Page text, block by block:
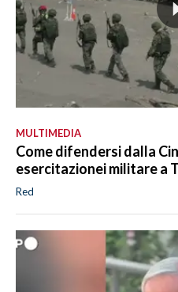
MULTIMEDIA
Come difendersi dalla
esercitazionei militare a
Red